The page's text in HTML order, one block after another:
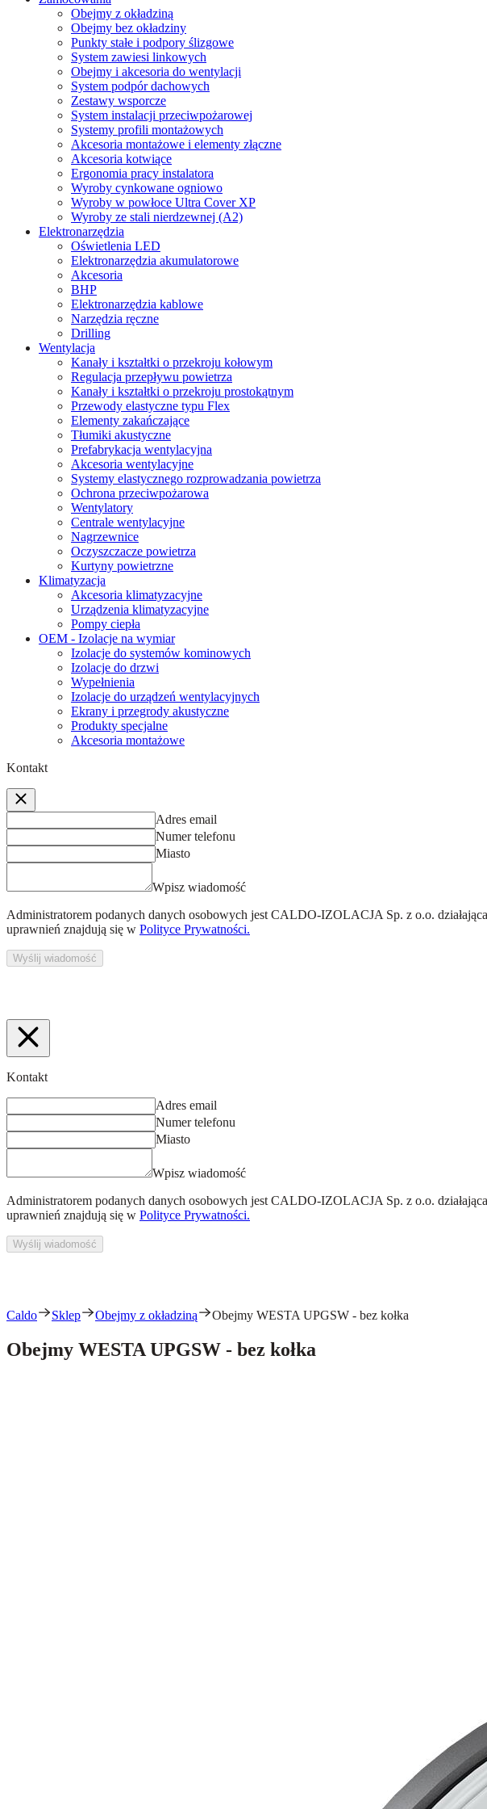
Obejmy z okładziną
Obejmy bez okładziny
Punkty stałe i podpory ślizgowe
System zawiesi linkowych
Obejmy i akcesoria do wentylacji
System podpór dachowych
Zestawy wsporcze
System instalacji przeciwpożarowej
Systemy profili montażowych
Akcesoria montażowe i elementy złączne
Akcesoria kotwiące
Ergonomia pracy instalatora
Wyroby cynkowane ogniowo
Wyroby w powłoce Ultra Cover XP
Wyroby ze stali nierdzewnej (A2)
Elektronarzędzia
Oświetlenia LED
Elektronarzędzia akumulatorowe
Akcesoria
BHP
Elektronarzędzia kablowe
Narzędzia ręczne
Drilling
Wentylacja
Kanały i kształtki o przekroju kołowym
Regulacja przepływu powietrza
Kanały i kształtki o przekroju prostokątnym
Przewody elastyczne typu Flex
Elementy zakańczające
Tłumiki akustyczne
Prefabrykacja wentylacyjna
Akcesoria wentylacyjne
Systemy elastycznego rozprowadzania powietrza
Ochrona przeciwpożarowa
Wentylatory
Centrale wentylacyjne
Nagrzewnice
Oczyszczacze powietrza
Kurtyny powietrzne
Klimatyzacja
Akcesoria klimatyzacyjne
Urządzenia klimatyzacyjne
Pompy ciepła
OEM - Izolacje na wymiar
Izolacje do systemów kominowych
Izolacje do drzwi
Wypełnienia
Izolacje do urządzeń wentylacyjnych
Ekrany i przegrody akustyczne
Produkty specjalne
Akcesoria montażowe
Kontakt
Adres email
Numer telefonu
Miasto
Wpisz wiadomość
Administratorem podanych danych osobowych jest CALDO-IZOLACJA Sp. z o.o.
uprawnień znajdują się w Polityce Prywatności.
Wyślij wiadomość
Kontakt
Adres email
Numer telefonu
Miasto
Wpisz wiadomość
Administratorem podanych danych osobowych jest CALDO-IZOLACJA Sp. z o.o.
uprawnień znajdują się w Polityce Prywatności.
Wyślij wiadomość
Caldo Sklep Obejmy z okładziną Obejmy WESTA UPGSW - bez kołka
Obejmy WESTA UPGSW - bez kołka